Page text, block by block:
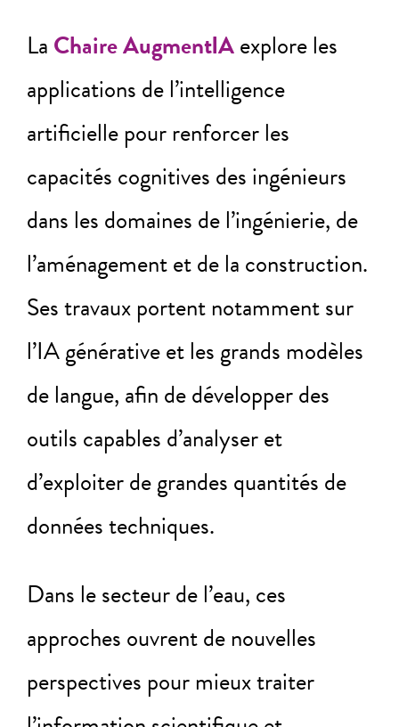
La Chaire AugmentIAexplore les
applications de l’intelligence
artificielle pour renforcer les
capacités cognitives des ingénieurs
dans les domaines de l’ingénierie, de
l’aménagement et de la construction.
Ses travaux portent notamment sur
l’IA générative et les grands modèles
de langue, afin de développer des
outils capables d’analyser et
d’exploiter de grandes quantités de
données techniques.
Dans le secteur de l’eau, ces
approches ouvrent de nouvelles
perspectives pour mieux traiter